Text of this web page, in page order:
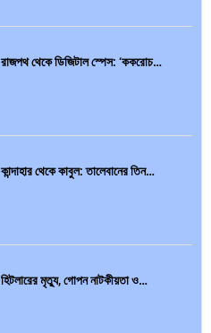
রাজপথ থেকে ডিজিটাল স্পেস: ‘ককরোচ…
কান্দাহার থেকে কাবুল: তালেবানের তিন…
হিটলারের মৃত্যু, গোপন নাটকীয়তা ও…